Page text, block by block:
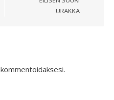
URAKKA
kommentoidaksesi.